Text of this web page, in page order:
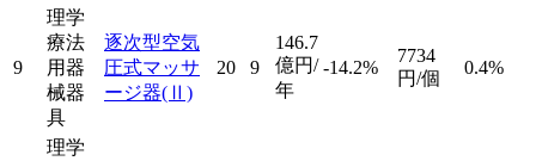
9
理学
療法
用器
械器
具
逐次型空気
圧式マッサ
ージ器(Ⅱ)
20 9
146.7
億円/
年
-14.2%
7734
円/個
0.4%
理学